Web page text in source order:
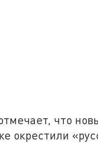
что
окрестили